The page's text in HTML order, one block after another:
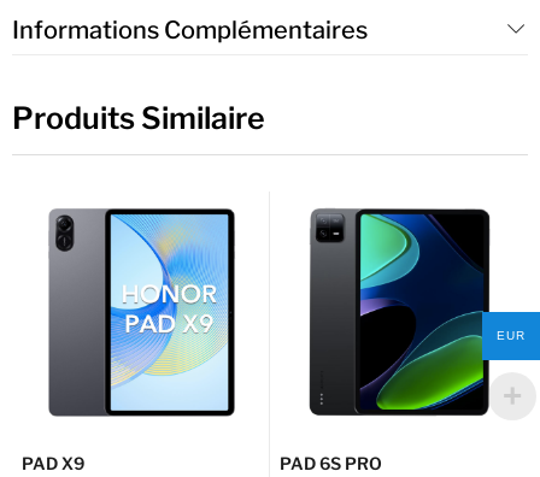
Informations Complémentaires
Produits Similaire
PAD X9 PAD 6S PRO
EUR